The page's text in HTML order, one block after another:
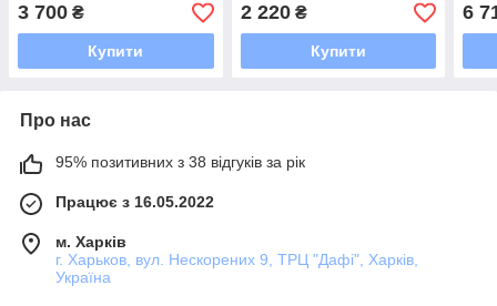
3 700 ₴
Купити
2 220₴
Купити
6
Про нас
95% позитивних з 38 відгуків за рік
Працює з 16.05.2022
м. Харків
г. Харьков, вул. Нескорених 9, ТРЦ "Дафі", Харків,
Україна